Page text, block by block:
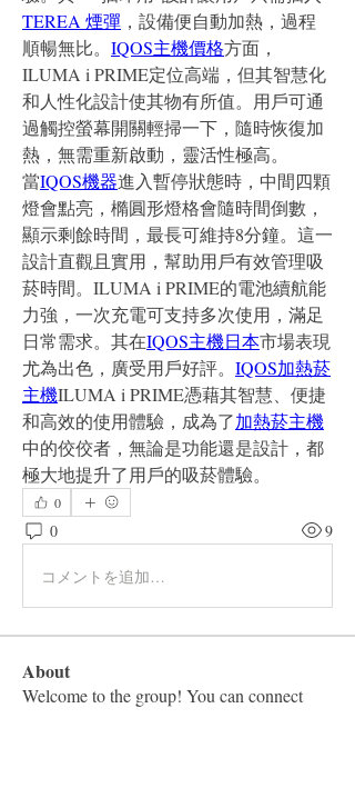
TEREA 煙彈 ，設備便自動加熱，過程
順暢無比。 IQOS主機價格方面，
ILUMA i PRIME定位高端，但其智慧化
和人性化設計使其物有所值。用戶可通
過觸控螢幕開關輕掃一下，隨時恢復加
熱，無需重新啟動，靈活性極高。
當IQOS機器進入暫停狀態時，中間四顆
燈會點亮，橢圓形燈格會隨時間倒數，
顯示剩餘時間，最長可維持8分鐘。這一
設計直觀且實用，幫助用戶有效管理吸
菸時間。ILUMA i PRIME的電池續航能
力強，一次充電可支持多次使用，滿足
日常需求。其在IQOS主機日本市場表現
尤為出色，廣受用戶好評。 IQOS加熱菸
主機ILUMA i PRIME憑藉其智慧、便捷
和高效的使用體驗，成為了加熱菸主機
中的佼佼者，無論是功能還是設計，都
極大地提升了用戶的吸菸體驗。
0
0 9
コメントを追加…
About
Welcome to the group! You can connect